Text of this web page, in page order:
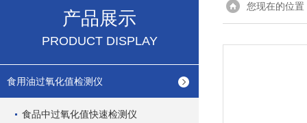
产品展示
PRODUCT DISPLAY
食用油过氧化值检测仪
食品中过氧化值快速检测仪
您现在的位置